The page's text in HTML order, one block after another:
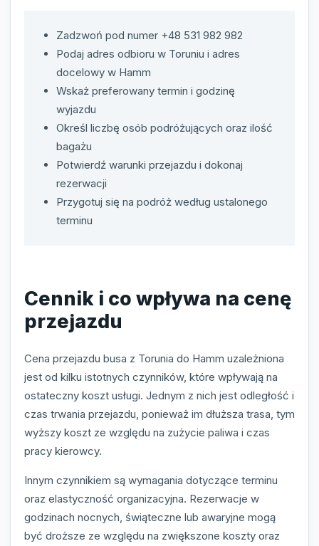
Zadzwoń pod numer +48 531 982 982
Podaj adres odbioru w Toruniu i adres
docelowy w Hamm
Wskaż preferowany termin i godzinę
wyjazdu
Określ liczbę osób podróżujących oraz ilość
bagażu
Potwierdź warunki przejazdu i dokonaj
rezerwacji
Przygotuj się na podróż według ustalonego
terminu
Cennik i co wpływa na cenę
przejazdu
Cena przejazdu busa z Torunia do Hamm uzależniona
jest od kilku istotnych czynników, które wpływają na
ostateczny koszt usługi. Jednym z nich jest odległość i
czas trwania przejazdu, ponieważ im dłuższa trasa, tym
wyższy koszt ze względu na zużycie paliwa i czas
pracy kierowcy.
Innym czynnikiem są wymagania dotyczące terminu
oraz elastyczność organizacyjna. Rezerwacje w
godzinach nocnych, świąteczne lub awaryjne mogą
być droższe ze względu na zwiększone koszty oraz